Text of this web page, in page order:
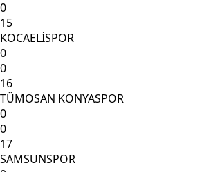
0
15
KOCAELİSPOR
0
0
16
TÜMOSAN KONYASPOR
0
0
17
SAMSUNSPOR